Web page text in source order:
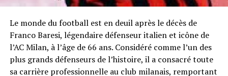
Le monde du football est en deuil après le décès de
Franco Baresi, légendaire défenseur italien et icône de
l’AC Milan, à l’âge de 66 ans. Considéré comme l’un des
plus grands défenseurs de l’histoire, il a consacré toute
sa carrière professionnelle au club milanais, remportant